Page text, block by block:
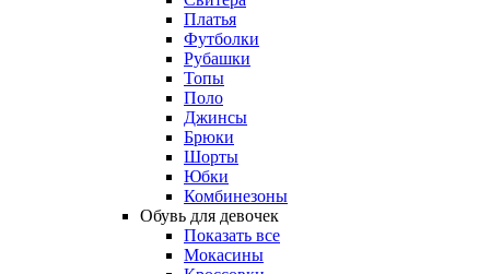
Платья
Футболки
Рубашки
Топы
Поло
Джинсы
Брюки
Шорты
Юбки
Комбинезоны
Обувь для девочек
Показать все
Мокасины